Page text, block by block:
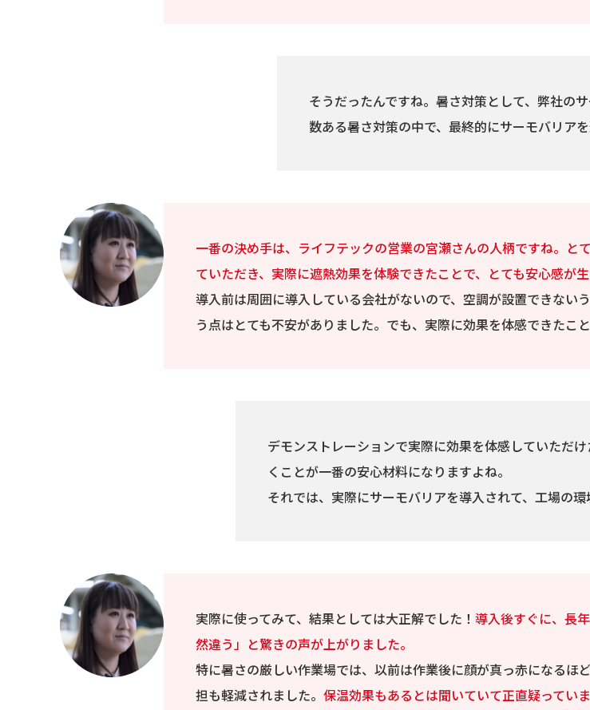
そうだったんですね。暑さ対策として、弊社の
数ある暑さ対策の中で、最終的にサーモバリア
一番の決め手は、ライフテックの営業の宮瀬さんの人柄ですね。と
ていただき、実際に遮熱効果を体験できたことで、とても安心感が生
導入前は周囲に導入している会社がないので、空調が設置できない
う点はとても不安がありました。でも、実際に効果を体感できたこ
デモンストレーションで実際に効果を体感していただ
くことが一番の安心材料になりますよね。
それでは、実際にサーモバリアを導入されて、工場の
実際に使ってみて、結果としては大正解でした！ 導入後すぐに、長
然違う」と驚きの声が上がりました。
特に暑さの厳しい作業場では、以前は作業後に顔が真っ赤になるほ
担も軽減されました。 保温効果もあるとは聞いていて正直疑ってい